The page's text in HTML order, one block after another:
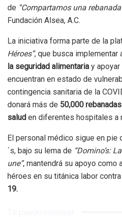
de “Compartamos una
Fundación Alsea, A.C.
La iniciativa forma parte de la
Héroes”, que busca implementar
la seguridad alimentaria y
encuentran en estado de
contingencia sanitaria de la
donará más de 50,000
salud en diferentes hospitales a
El personal médico sigue en pie
´s, bajo su lema de “Domino’s:
une”, mantendrá su apoyo como
héroes en su titánica labor
19.
Te puede interesar